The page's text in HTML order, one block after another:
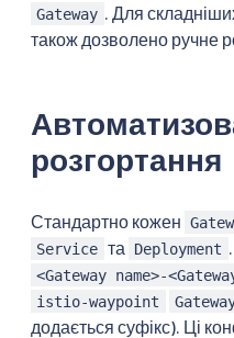
Gateway
. Для
також дозволено ручне
розгортання
Стандартно кожен
Service та Deployment
<Gateway name>-
istio-waypoint
додається суфікс). Ці